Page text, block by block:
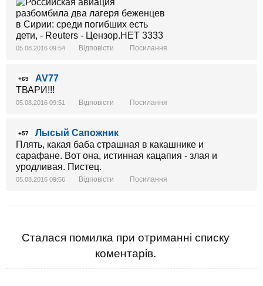
05.08.2016 09:54 Відповісти Посилання
+69
AV77
ТВАРИ!!!
05.08.2016 09:51 Відповісти Посилання
+57
Лысый Сапожник
Плять, какая баба страшная в какашнике и
сарафане. Вот она, истинная кацапия - злая и
уродливая. Пистец.
05.08.2016 09:56 Відповісти Посилання
Сталася помилка при отриманні списку
коментарів.